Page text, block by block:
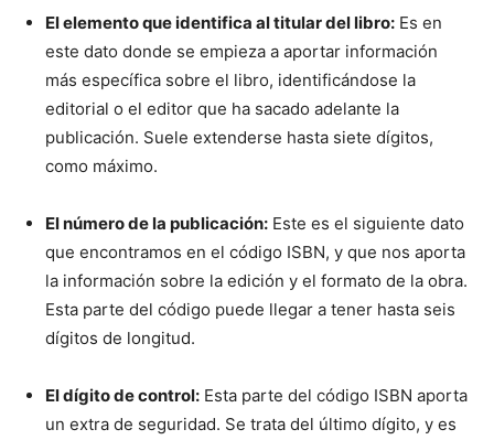
El elemento que identifica al titular del libro: Es en
este dato donde se empieza a aportar información
más específica sobre el libro, identificándose la
editorial o el editor que ha sacado adelante la
publicación. Suele extenderse hasta siete dígitos,
como máximo.
El número de la publicación: Este es el siguiente dato
que encontramos en el código ISBN, y que nos aporta
la información sobre la edición y el formato de la obra.
Esta parte del código puede llegar a tener hasta seis
dígitos de longitud.
El dígito de control: Esta parte del código ISBN aporta
un extra de seguridad. Se trata del último dígito, y es